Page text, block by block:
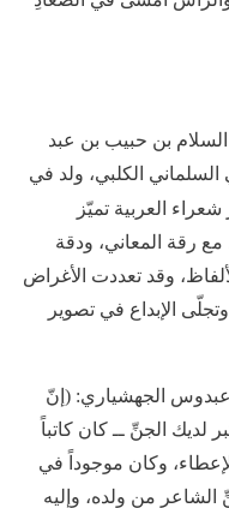
بن حبيب بن عبد
السلماني الكلبي، ولد في
العربية تميّز
مع رقة المعاني، ودقة
وقد تعددت الأغراض
الإبداع في تصوير
عبدوس الجهشياري: (إنّ
لديك الجنِّ ــ كان كاتباً
وكان موجوداً في
الشاعر من ولده، وإليه